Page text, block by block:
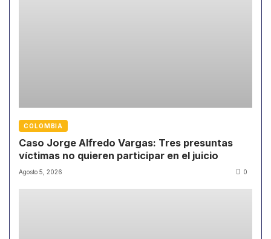
COLOMBIA
Caso Jorge Alfredo Vargas: Tres presuntas
víctimas no quieren participar en el juicio
Agosto 5, 2026 0